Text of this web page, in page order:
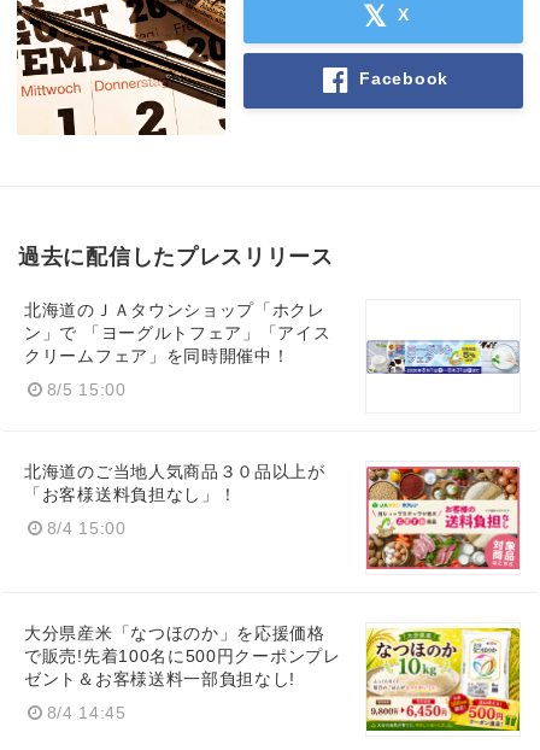
X
Facebook
過去に配信したプレスリリース
北海道のＪＡタウンショップ「ホクレ
ン」で 「ヨーグルトフェア」「アイス
クリームフェア」を同時開催中！
8/5 15:00
北海道のご当地人気商品３０品以上が
「お客様送料負担なし」！
8/4 15:00
大分県産米「なつほのか」を応援価格
で販売!先着100名に500円クーポンプレ
ゼント＆お客様送料一部負担なし!
8/4 14:45